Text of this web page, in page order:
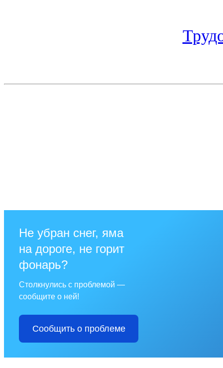
Не убран снег, яма
на дороге, не горит
фонарь?
Столкнулись с проблемой —
сообщите о ней!
Сообщить о проблеме